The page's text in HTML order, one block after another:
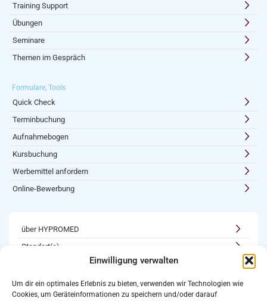
Einwilligung verwalten
Um dir ein optimales Erlebnis zu bieten, verwenden wir Technologien wie
Cookies, um Geräteinformationen zu speichern und/oder darauf
Training Support
Übungen
Seminare
Themen im Gespräch
Formulare, Tools
Quick Check
Terminbuchung
Aufnahmebogen
Kursbuchung
Werbemittel anfordern
Online-Bewerbung
über HYPROMED
Standort(e)
Karriere
Newsletter